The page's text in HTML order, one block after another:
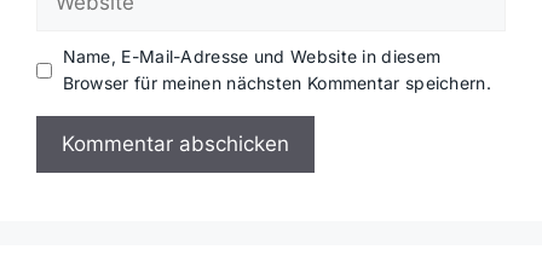
Name, E-Mail-Adresse und Website in diesem
Browser für meinen nächsten Kommentar speichern.